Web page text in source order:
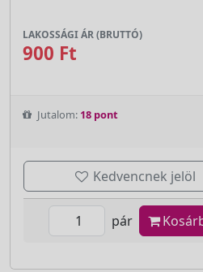
LAKOSSÁGI ÁR (BRUTTÓ)
900 Ft
Jutalom: 18 pont
Kedvencnek jelöl
pár